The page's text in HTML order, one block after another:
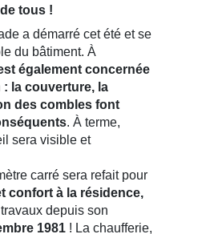
tous !
a démarré cet été et se
du bâtiment. À
également concernée
la couverture, la
des combles font
. À terme,
sera visible et
carré sera refait pour
confort à la résidence,
depuis son
1981 ! La chaufferie,